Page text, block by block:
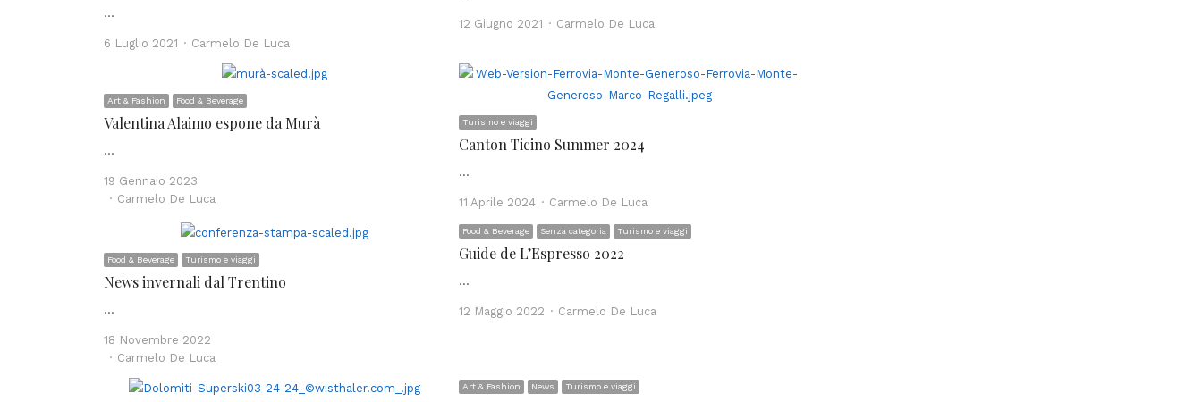
…
6 Luglio 2021 Author
Carmelo De Luca
12 Giugno 2021 Author
Carmelo De Luca
Art & Fashion Food & Beverage
Valentina Alaimo espone da Murà
…
19 Gennaio 2023
Author
Carmelo De Luca
Turismo e viaggi
Canton Ticino Summer 2024
…
11 Aprile 2024 Author
Carmelo De Luca
Food & Beverage Turismo e viaggi
News invernali dal Trentino
…
18 Novembre 2022
Author
Carmelo De Luca
Food & Beverage Senza categoria Turismo e viaggi
Guide de L’Espresso 2022
…
12 Maggio 2022 Author
Carmelo De Luca
Art & Fashion News Turismo e viaggi